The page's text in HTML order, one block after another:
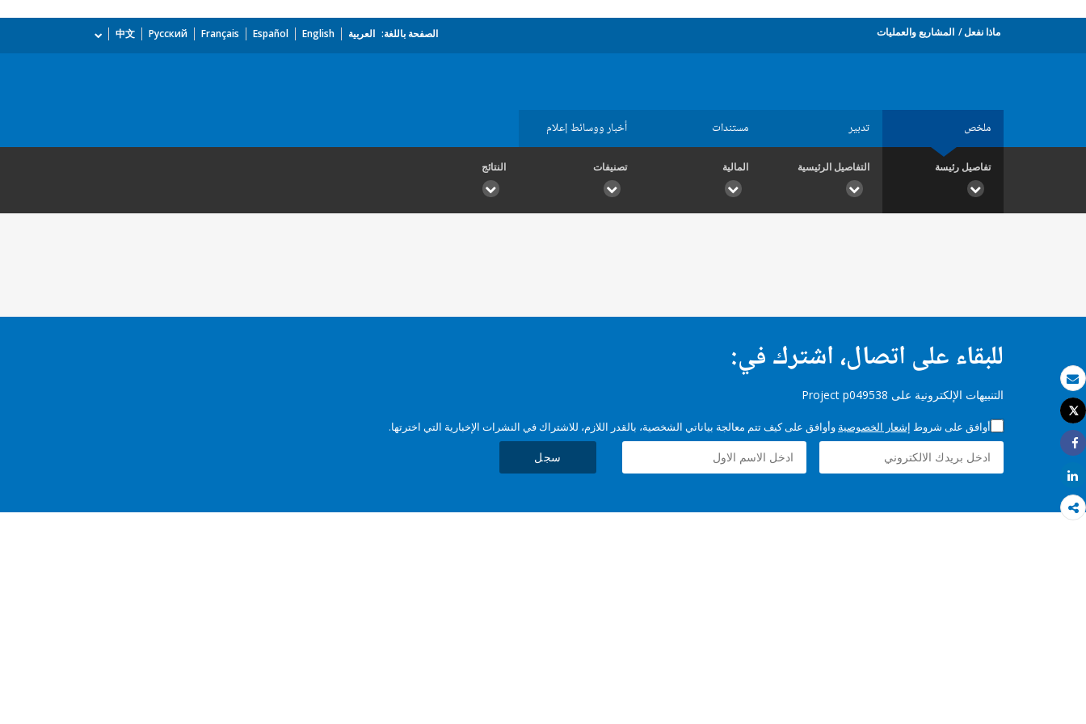
بريد الكتروني
طباعة
Tweet
Share
Share
ماذا نفعل المشاريع والعمليات الصفحة باللغة: العربية English
Español
Français
Русский
中文
ملخص تدبير مستندات أخبار ووسائط إعلام
تفاصيل رئيسة التفاصيل الرئيسية المالية تصنيفات النتائج
للبقاء على اتصال، اشترك في:
التنبيهات الإلكترونية على Project p049538
أوافق على شروط إشعار الخصوصية وأوافق على كيف تتم معالجة بياناتي الشخصية، بالقدر اللازم، للاشتراك في النشرات الإخبارية التي اخترتها.
سجل